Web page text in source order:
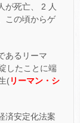
が死亡、 2 人
この頃からゲ
あるリーマ
したことに端
(リーマン・シ
済安定化法案